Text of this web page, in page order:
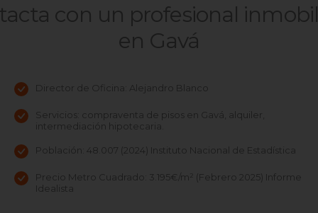
con un profesional
en Gavá
Director de Oficina: Alejandro Blanco
Servicios: compraventa de pisos en Gavá, alquiler,
intermediación hipotecaria.
Población: 48.007 (2024) Instituto Nacional de Estadística
Precio Metro Cuadrado: 3.195€/m² (Febrero 2025) Informe
Idealista